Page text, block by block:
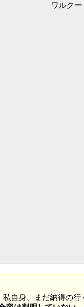
ワルクー
自身、まだ納得の行